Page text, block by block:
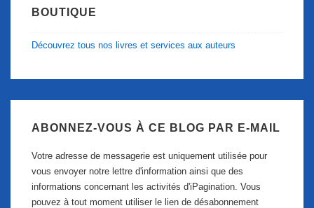
BOUTIQUE
Découvrez tous nos livres et services aux auteurs
ABONNEZ-VOUS À CE BLOG PAR E-MAIL
Votre adresse de messagerie est uniquement utilisée pour
vous envoyer notre lettre d'information ainsi que des
informations concernant les activités d'iPagination. Vous
pouvez à tout moment utiliser le lien de désabonnement